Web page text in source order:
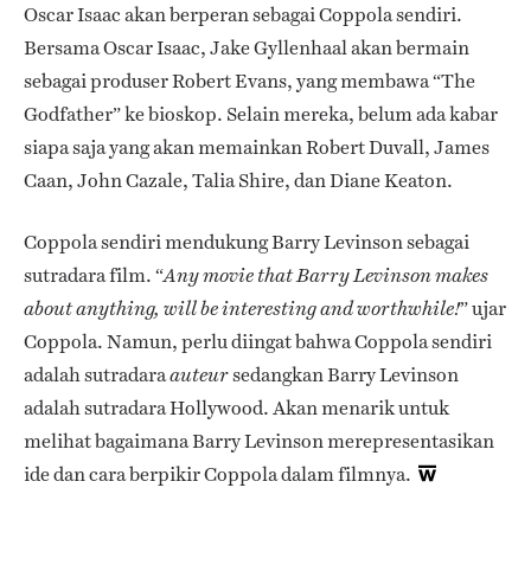
Oscar Isaac akan berperan sebagai Coppola sendiri.
Bersama Oscar Isaac, Jake Gyllenhaal akan bermain
sebagai produser Robert Evans, yang membawa “The
Godfather” ke bioskop. Selain mereka, belum ada kabar
siapa saja yang akan memainkan Robert Duvall, James
Caan, John Cazale, Talia Shire, dan Diane Keaton.
Coppola sendiri mendukung Barry Levinson sebagai
sutradara film. “Any movie that Barry Levinson makes
about anything, will be interesting and worthwhile!” ujar
Coppola. Namun, perlu diingat bahwa Coppola sendiri
adalah sutradaraauteursedangkan Barry Levinson
adalah sutradara Hollywood. Akan menarik untuk
melihat bagaimana Barry Levinson merepresentasikan
ide dan cara berpikir Coppola dalam filmnya.